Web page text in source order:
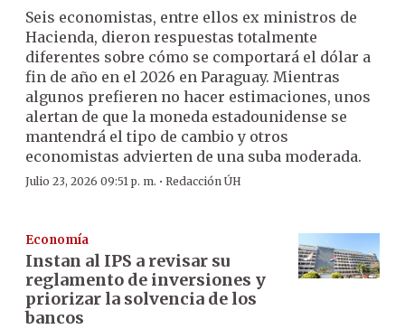
Seis economistas, entre ellos ex ministros de
Hacienda, dieron respuestas totalmente
diferentes sobre cómo se comportará el dólar a
fin de año en el 2026 en Paraguay. Mientras
algunos prefieren no hacer estimaciones, unos
alertan de que la moneda estadounidense se
mantendrá el tipo de cambio y otros
economistas advierten de una suba moderada.
Julio 23, 2026 09:51 p. m. · Redacción ÚH
Economía
Instan al IPS a revisar su
reglamento de inversiones y
priorizar la solvencia de los
bancos